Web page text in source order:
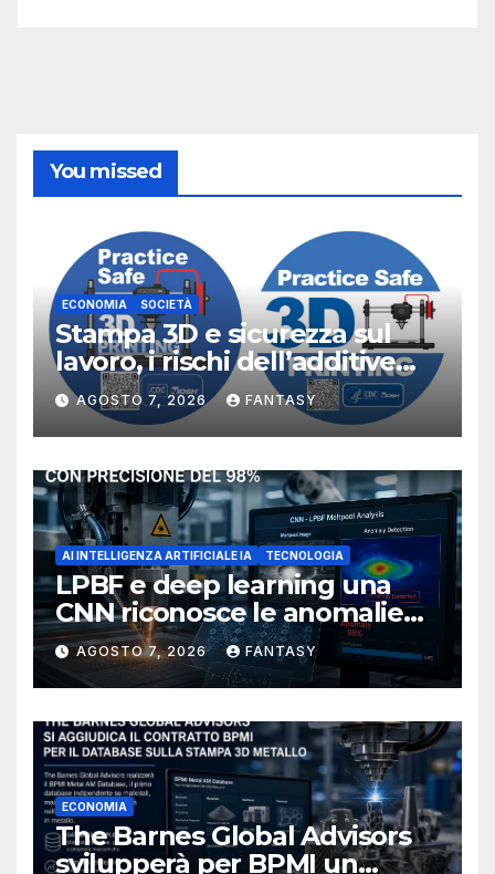
You missed
ECONOMIA SOCIETÀ
Stampa 3D e sicurezza sul
lavoro, i rischi dell’additive
manufacturing secondo
NIOSH
AGOSTO 7, 2026 FANTASY
AI INTELLIGENZA ARTIFICIALE IA TECNOLOGIA
LPBF e deep learning una
CNN riconosce le anomalie
del bagno di fusione
AGOSTO 7, 2026 FANTASY
ECONOMIA
The Barnes Global Advisors
svilupperà per BPMI un